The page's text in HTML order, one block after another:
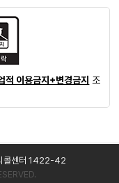
이용금지+변경금지 조
콜센터 1422-42